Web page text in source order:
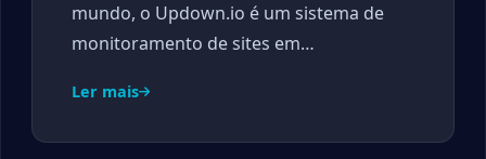
mundo, o Updown.io é um sistema de
monitoramento de sites em…
Ler mais